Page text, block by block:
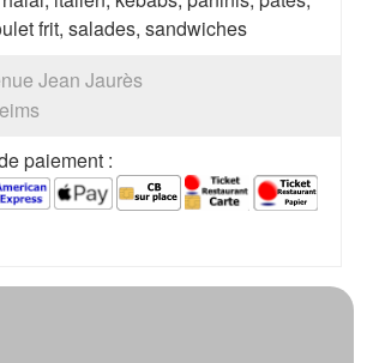
frit, salades, sandwiches
Jean Jaurès
paiement :